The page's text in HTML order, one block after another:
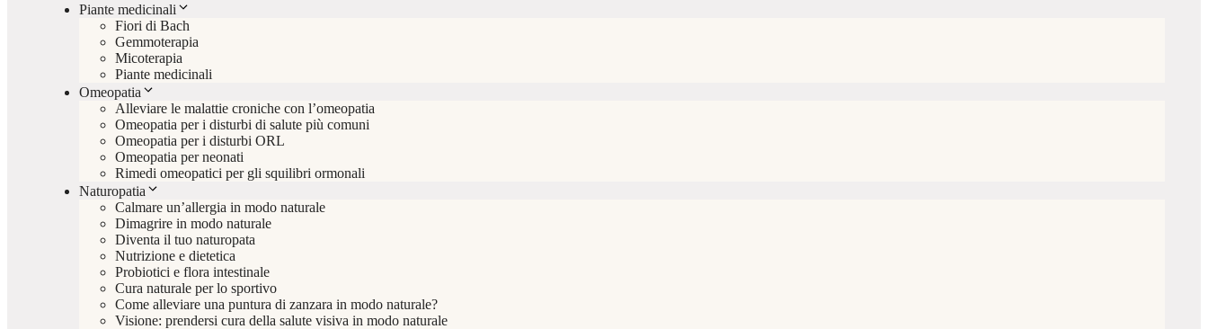
Piante medicinali
Fiori di Bach
Gemmoterapia
Micoterapia
Piante medicinali
Omeopatia
Alleviare le malattie croniche con l’omeopatia
Omeopatia per i disturbi di salute più comuni
Omeopatia per i disturbi ORL
Omeopatia per neonati
Rimedi omeopatici per gli squilibri ormonali
Naturopatia
Calmare un’allergia in modo naturale
Dimagrire in modo naturale
Diventa il tuo naturopata
Nutrizione e dietetica
Probiotici e flora intestinale
Cura naturale per lo sportivo
Come alleviare una puntura di zanzara in modo naturale?
Visione: prendersi cura della salute visiva in modo naturale